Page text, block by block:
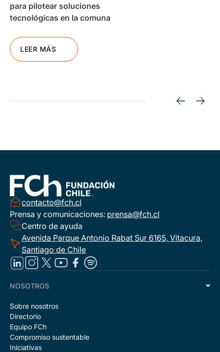
para pilotear soluciones
tecnológicas en la comuna
LEER MÁS
contacto@fch.cl
Prensa y comunicaciones: prensa@fch.cl
Centro de ayuda
Avenida Parque Antonio Rabat Sur 6165, Vitacura,
Santiago de Chile
NOSOTROS
Sobre nosotros
Directorio
Equipo FCh
Compromiso sustentable
Iniciativas